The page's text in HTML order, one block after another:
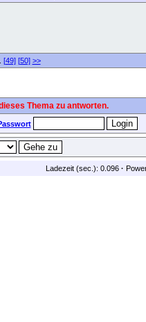
[49] [50] >>
Thema zu antworten.
Ladezeit (sec.): 0.096 ·